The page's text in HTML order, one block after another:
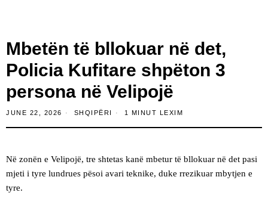
Mbetën të bllokuar në det,
Policia Kufitare shpëton 3
persona në Velipojë
JUNE 22, 2026 SHQIPËRI 1 MINUT LEXIM
Në zonën e Velipojë, tre shtetas kanë mbetur të bllokuar në det pasi
mjeti i tyre lundrues pësoi avari teknike, duke rrezikuar mbytjen e
tyre.